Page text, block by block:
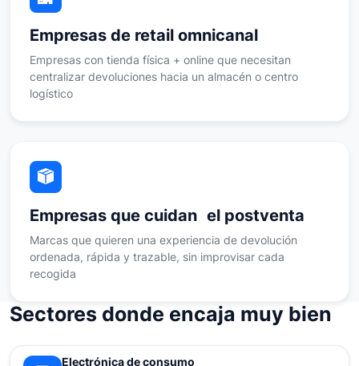
Empresas de retail omnicanal
Empresas con tienda física + online que necesitan
centralizar devoluciones hacia un almacén o centro
logístico
Empresas que cuidan el postventa
Marcas que quieren una experiencia de devolución
ordenada, rápida y trazable, sin improvisar cada
recogida
Sectores donde encaja muy bien
Electrónica de consumo